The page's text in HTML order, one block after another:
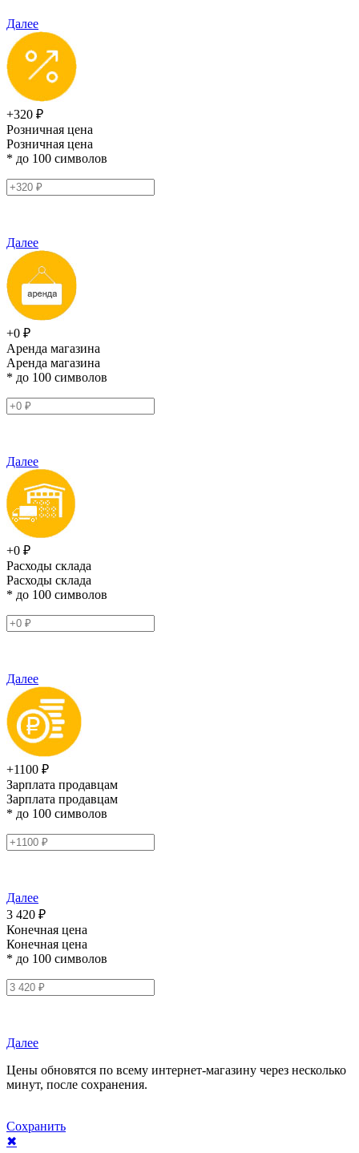
Далее
+320 ₽
Розничная цена
Розничная цена
* до 100 символов
Далее
+0 ₽
Аренда магазина
Аренда магазина
* до 100 символов
Далее
+0 ₽
Расходы склада
Расходы склада
* до 100 символов
Далее
+1100 ₽
Зарплата продавцам
Зарплата продавцам
* до 100 символов
Далее
3 420 ₽
Конечная цена
Конечная цена
* до 100 символов
Далее
Цены обновятся по всему интернет-магазину через несколько
минут, после сохранения.
Сохранить
✖